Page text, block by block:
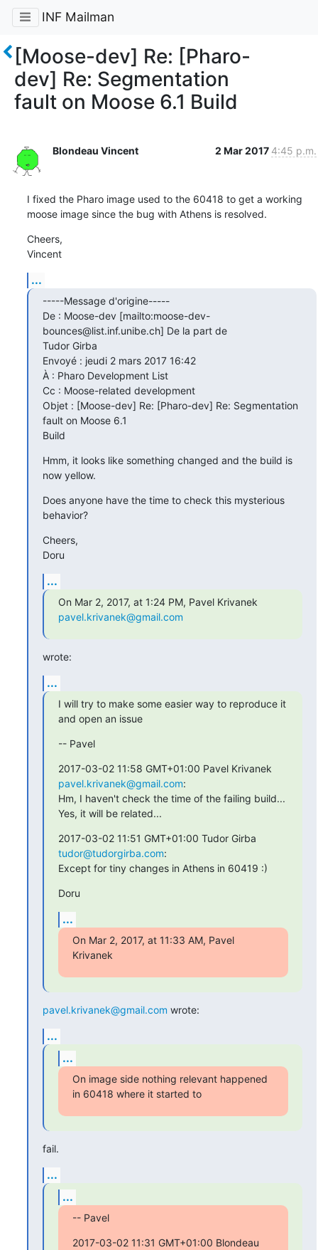
INF Mailman
[Moose-dev] Re: [Pharo-
dev] Re: Segmentation
fault on Moose 6.1 Build
Blondeau Vincent 2 Mar 2017 4:45 p.m.
I fixed the Pharo image used to the 60418 to get a working
moose image since the bug with Athens is resolved.
Cheers,
Vincent
...
-----Message d'origine-----
De : Moose-dev [mailto:moose-dev-
bounces@list.inf.unibe.ch] De la part de
Tudor Girba
Envoyé : jeudi 2 mars 2017 16:42
À : Pharo Development List
Cc : Moose-related development
Objet : [Moose-dev] Re: [Pharo-dev] Re: Segmentation
fault on Moose 6.1
Build
Hmm, it looks like something changed and the build is
now yellow.
Does anyone have the time to check this mysterious
behavior?
Cheers,
Doru
...
pavel.krivanek@gmail.com
wrote:
...
I will try to make some easier way to reproduce it
and open an issue
-- Pavel
pavel.krivanek@gmail.com:
Hm, I haven't check the time of the failing build...
Yes, it will be related...
tudor@tudorgirba.com:
Except for tiny changes in Athens in 60419 :)
Doru
...
On Mar 2, 2017, at 11:33 AM, Pavel
Krivanek
pavel.krivanek@gmail.com wrote:
...
...
On image side nothing relevant happened
in 60418 where it started to
fail.
...
...
-- Pavel
2017-03-02 11:31 GMT+01:00 Blondeau